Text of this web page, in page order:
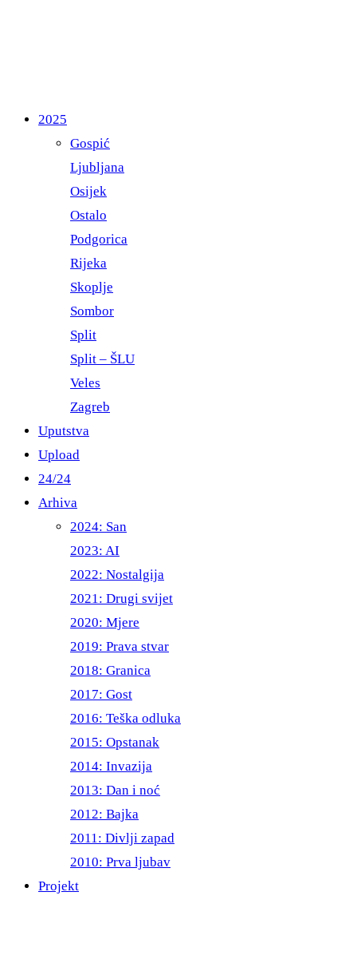
2025
Gospić
Ljubljana
Osijek
Ostalo
Podgorica
Rijeka
Skoplje
Sombor
Split
Split – ŠLU
Veles
Zagreb
Uputstva
Upload
24/24
Arhiva
2024: San
2023: AI
2022: Nostalgija
2021: Drugi svijet
2020: Mjere
2019: Prava stvar
2018: Granica
2017: Gost
2016: Teška odluka
2015: Opstanak
2014: Invazija
2013: Dan i noć
2012: Bajka
2011: Divlji zapad
2010: Prva ljubav
Projekt